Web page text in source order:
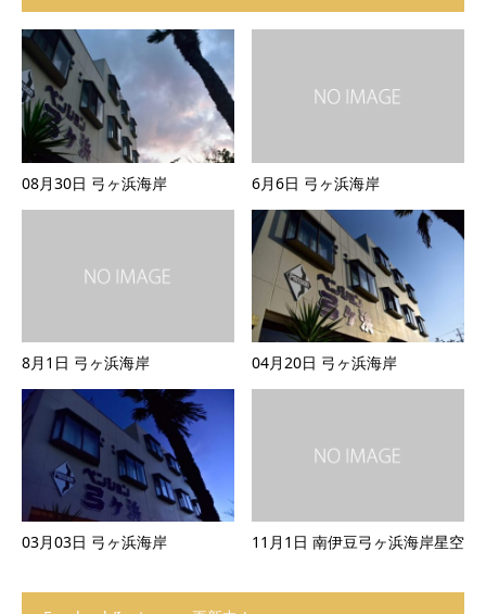
08月30日 弓ヶ浜海岸 6月6日 弓ヶ浜海岸
8月1日 弓ヶ浜海岸 04月20日 弓ヶ浜海岸
03月03日 弓ヶ浜海岸 11月1日 南伊豆弓ヶ浜海岸星空